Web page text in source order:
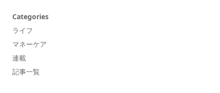
Categories
ライフ
マネーケア
連載
記事一覧